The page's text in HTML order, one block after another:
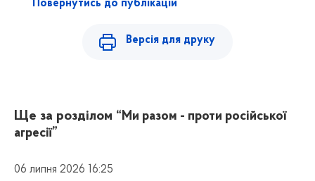
Повернутись до публікацій
Версія для друку
Ще за розділом “Ми разом - проти російської
агресії”
06 липня 2026 16:25